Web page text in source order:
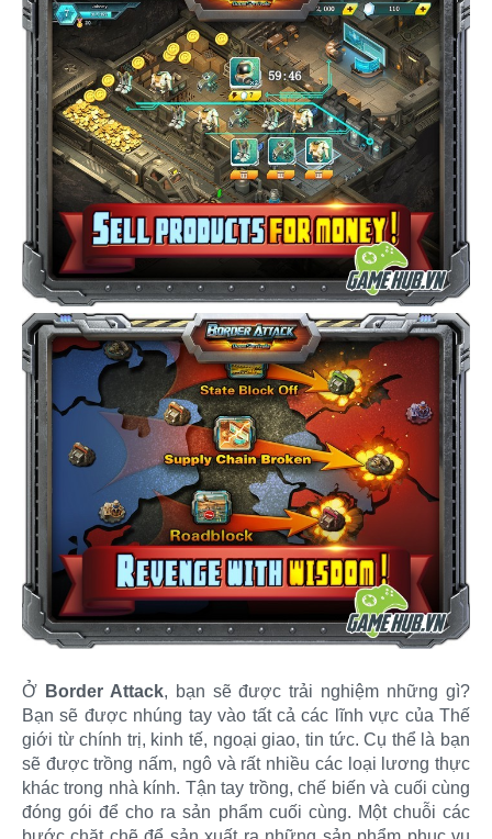
Ở Border Attack, bạn sẽ được trải nghiệm những gì?
Bạn sẽ được nhúng tay vào tất cả các lĩnh vực của Thế
giới từ chính trị, kinh tế, ngoại giao, tin tức. Cụ thể là bạn
sẽ được trồng nấm, ngô và rất nhiều các loại lương thực
khác trong nhà kính. Tận tay trồng, chế biến và cuối cùng
đóng gói để cho ra sản phẩm cuối cùng. Một chuỗi các